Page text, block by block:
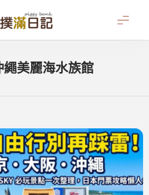
日記
繩美麗海水族館